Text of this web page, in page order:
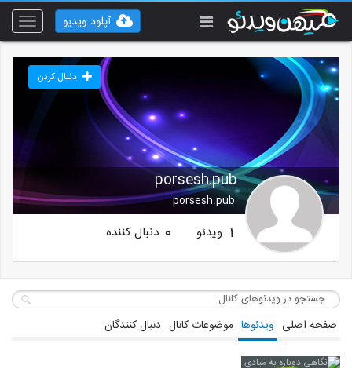
Toggle
آپلود ویدیو
porsesh.pub
porsesh.pub
دنبال کردن
1 ویدئو 0 دنبال کننده
صفحه اصلی ویدئوها موضوعات کانال دنبال کنندگان